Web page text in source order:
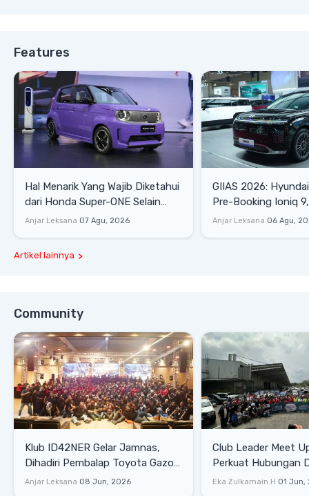
Features
Hal Menarik Yang Wajib Diketahui
dari Honda Super-ONE Selain
Harga
Anjar Leksana 07 Agu, 2026
GIIAS 2026:
Pre-Booking Ioniq
Rp1,49 Miliar
Anjar Leksana 06 Agu,
Artikel lainnya
Community
Klub ID42NER Gelar Jamnas,
Dihadiri Pembalap Toyota Gazoo
Racing
Anjar Leksana 08 Jun, 2026
Club Leader Meet
Perkuat Hubungan
Dengan Komunitas
Eka Zulkarnain H 01 Jun,